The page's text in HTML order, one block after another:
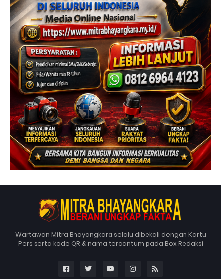
Wartawan Mitra Bhayangkara selalu dibekali dengan Kartu
Pers serta kode QR & nama tercantum pada Box Redaksi